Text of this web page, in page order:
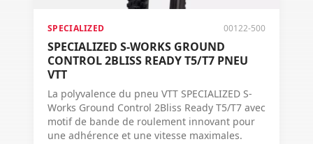
SPECIALIZED 00122-500
SPECIALIZED S-WORKS GROUND
CONTROL 2BLISS READY T5/T7 PNEU
VTT
La polyvalence du pneu VTT SPECIALIZED S-
Works Ground Control 2Bliss Ready T5/T7 avec
motif de bande de roulement innovant pour
une adhérence et une vitesse maximales.